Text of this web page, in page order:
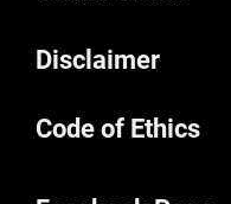
Disclaimer
Code of Ethics